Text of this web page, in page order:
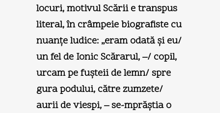
locuri, motivul Scării e transpus
literal, în crâmpeie biografiste cu
nuanţe ludice: „eram odată şi eu/
un fel de Ionic Scărarul, –/ copil,
urcam pe fuşteii de lemn/ spre
gura podului, către zumzete/
aurii de viespi, – se-mprăştia o